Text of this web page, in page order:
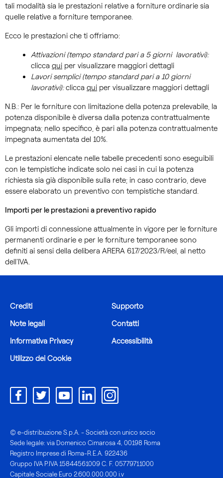
tali modalità sia le prestazioni relative a forniture ordinarie sia
quelle relative a forniture temporanee.
Ecco le prestazioni che ti offriamo:
Attivazioni (tempo standard pari a 5 giorni lavorativi):
clicca qui per visualizzare maggiori dettagli
Lavori semplici (tempo standard pari a 10 giorni
lavorativi):clicca qui per visualizzare maggiori dettagli
N.B.: Per le forniture con limitazione della potenza prelevabile, la
potenza disponibile è diversa dalla potenza contrattualmente
impegnata; nello specifico, è pari alla potenza contrattualmente
impegnata aumentata del 10%.
Le prestazioni elencate nelle tabelle precedenti sono eseguibili
con le tempistiche indicate solo nei casi in cui la potenza
richiesta sia già disponibile sulla rete; in caso contrario, deve
essere elaborato un preventivo con tempistiche standard.
Importi per le prestazioni a preventivo rapido
Gli importi di connessione attualmente in vigore per le forniture
permanenti ordinarie e per le forniture temporanee sono
definiti ai sensi della delibera ARERA 617/2023/R/eel, al netto
dell'IVA.
© e-distribuzione S.p.A. - Società con unico socio
Sede legale: via Domenico Cimarosa 4, 00198 Roma
Registro Imprese di Roma-R.E.A. 922436
Gruppo IVA P.IVA 15844561009 C. F. 05779711000
Capitale Sociale Euro 2.600.000.000 i.v
Crediti
Note legali
Informativa Privacy
Utilizzo dei Cookie
Supporto
Contatti
Accessibilità